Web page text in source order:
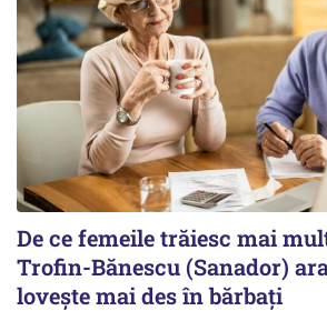
De ce femeile trăiesc mai
Trofin-Bănescu (Sanador)
lovește mai des în bărbați